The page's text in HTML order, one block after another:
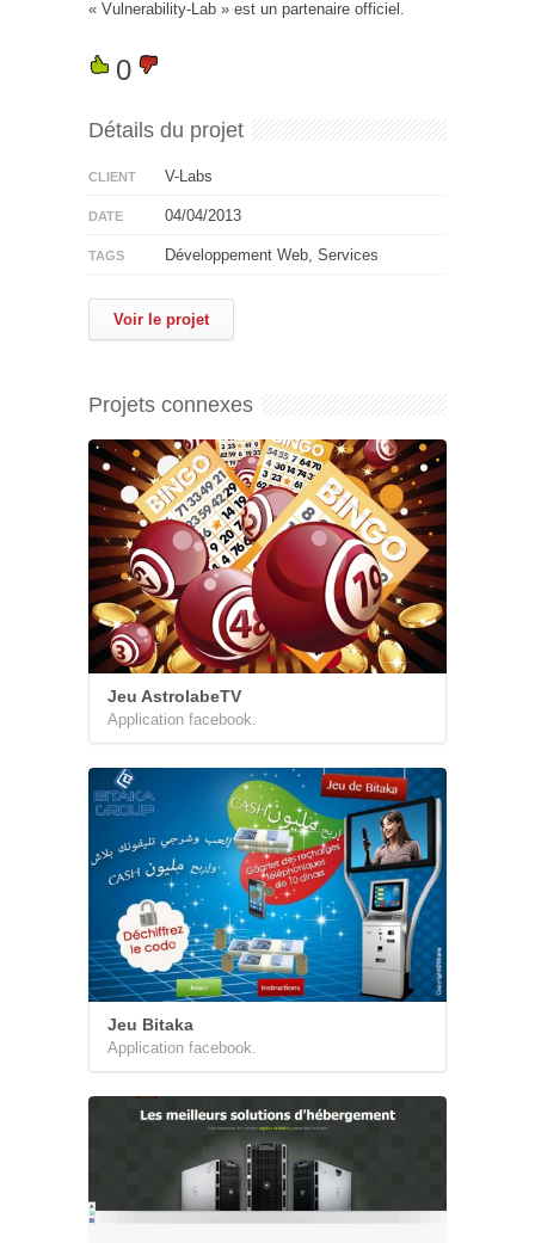
« Vulnerability-Lab » est un partenaire officiel.
0
Détails du projet
CLIENT V-Labs
DATE 04/04/2013
TAGS Développement Web, Services
Voir le projet
Projets connexes
Jeu AstrolabeTV
Application facebook.
Jeu Bitaka
Application facebook.